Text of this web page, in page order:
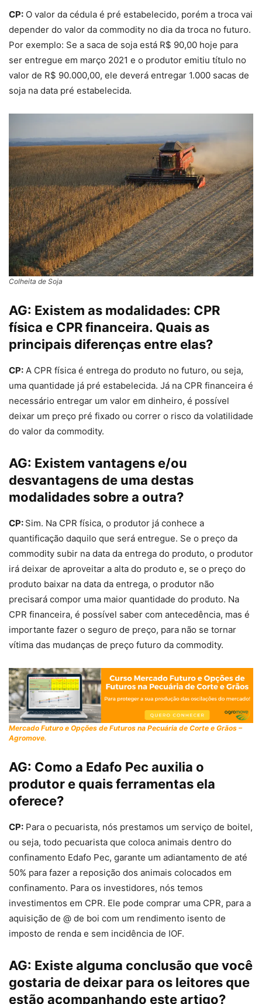
CP: O valor da cédula é pré estabelecido, porém a troca vai
depender do valor da commodity no dia da troca no futuro.
Por exemplo: Se a saca de soja está R$ 90,00 hoje para
ser entregue em março 2021 e o produtor emitiu título no
valor de R$ 90.000,00, ele deverá entregar 1.000 sacas de
soja na data pré estabelecida.
Colheita de Soja
AG: Existem as modalidades: CPR
física e CPR financeira. Quais as
principais diferenças entre elas?
CP: A CPR física é entrega do produto no futuro, ou seja,
uma quantidade já pré estabelecida. Já na CPR financeira é
necessário entregar um valor em dinheiro, é possível
deixar um preço pré fixado ou correr o risco da volatilidade
do valor da commodity.
AG: Existem vantagens e/ou
desvantagens de uma destas
modalidades sobre a outra?
CP: Sim. Na CPR física, o produtor já conhece a
quantificação daquilo que será entregue. Se o preço da
commodity subir na data da entrega do produto, o produtor
irá deixar de aproveitar a alta do produto e, se o preço do
produto baixar na data da entrega, o produtor não
precisará compor uma maior quantidade do produto. Na
CPR financeira, é possível saber com antecedência, mas é
importante fazer o seguro de preço, para não se tornar
vítima das mudanças de preço futuro da commodity.
Mercado Futuro e Opções de Futuros na Pecuária de Corte e Grãos –
Agromove.
AG: Como a Edafo Pec auxilia o
produtor e quais ferramentas ela
oferece?
CP: Para o pecuarista, nós prestamos um serviço de boitel,
ou seja, todo pecuarista que coloca animais dentro do
confinamento Edafo Pec, garante um adiantamento de até
50% para fazer a reposição dos animais colocados em
confinamento. Para os investidores, nós temos
investimentos em CPR. Ele pode comprar uma CPR, para a
aquisição de @ de boi com um rendimento isento de
imposto de renda e sem incidência de IOF.
AG: Existe alguma conclusão que você
gostaria de deixar para os leitores que
estão acompanhando este artigo?